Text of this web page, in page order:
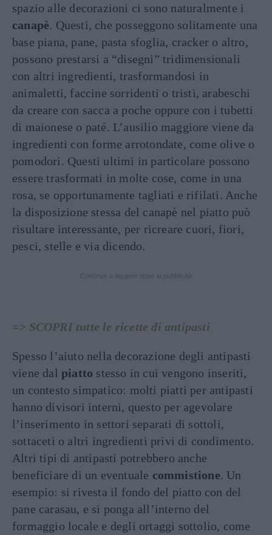
spazio alle decorazioni ci sono naturalmente i
canapè. Questi, che posseggono solitamente una
base piana, pane, pasta sfoglia, cracker o altro,
possono prestarsi a “disegni” tridimensionali
con altri ingredienti, trasformandosi in
animaletti, faccine sorridenti o tristi, arabeschi
da creare con sacca a poche oppure con i tubetti
di maionese o paté. L’ausilio maggiore viene da
ingredienti con forme arrotondate, come olive o
pomodori. Questi ultimi in particolare possono
essere trasformati in molte cose, come in una
rosa, se opportunamente tagliati e rifilati. Anche
la disposizione stessa del canapè nel piatto può
risultare interessante, per ricreare cuori, fiori,
pesci, stelle e via dicendo.
=> SCOPRI tutte le ricette di antipasti
Spesso l’aiuto nella decorazione degli antipasti
viene dal piatto stesso in cui vengono inseriti,
un contesto simpatico: molti piatti per antipasti
hanno divisori interni, questo per agevolare
l’inserimento in settori separati di sottoli,
sottaceti o altri ingredienti privi di condimento.
Altri tipi di antipasti potrebbero anche
beneficiare di un eventuale commistione. Un
esempio: si rivesta il fondo del piatto con del
pane carasau, e si ponga all’interno del
formaggio locale e degli ortaggi sottolio, come